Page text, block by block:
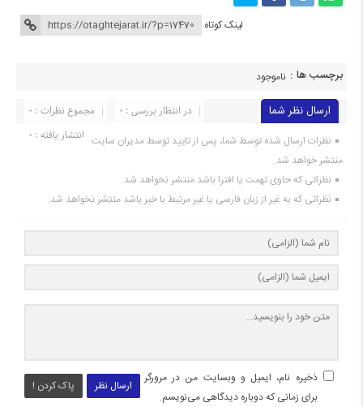
لینک کوتاه
برچسب ها : ناموجود
ارسال نظر شما مجموع نظرات : 0
در انتظار بررسی : 0
انتشار یافته : 0 نظرات ارسال شده توسط شما، پس از تایید توسط مدیران سایت
منتشر خواهد شد.
نظراتی که حاوی تهمت یا افترا باشد منتشر نخواهد شد.
نظراتی که به غیر از زبان فارسی یا غیر مرتبط با خبر باشد منتشر نخواهد شد.
ارسال نظر پاک کردن !
ذخیره نام، ایمیل و وبسایت من در مرورگر
برای زمانی که دوباره دیدگاهی می‌نویسم.